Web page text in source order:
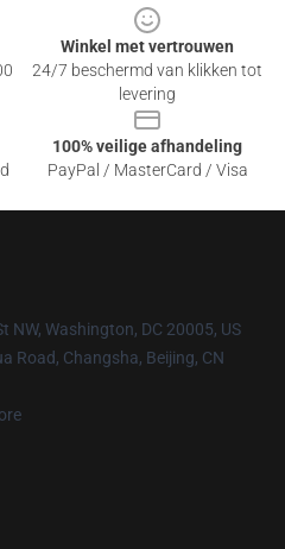
Winkel met vertrouwen
24/7 beschermd van klikken tot
levering
100% veilige afhandeling
PayPal / MasterCard / Visa
NW, Washington, DC 20005, US
Road, Changsha, Beijing, CN